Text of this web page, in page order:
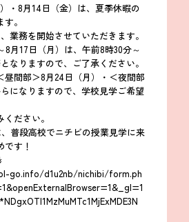
・8月14日（金）は、夏季休暇の
。
業務を開始させていただきます。
8月17日（月）は、午前8時30分～
なりますので、ご了承ください。
昼間部＞8月24日（月）・＜夜間部
になりますので、学校見学ご希望
ださい。
普段高校でニチビの授業見学に来
す！
go.info/d1u2nb/nichibi/form.ph